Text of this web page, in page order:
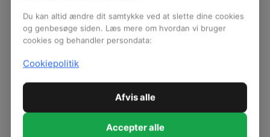
Velfærdsteknologi - viden, værktøjer og
Hent PowerPoint
Her er en PowerPoint, som du er velkommen til at
skal i gang med at bruge det.
Du kan altid ændre dit samtykke ved at slette dine cookies
og genbesøge siden. Læs mere om hvordan vi bruger
cookies og behandler persondata:
Cookiepolitik
Afvis alle
Accepter alle